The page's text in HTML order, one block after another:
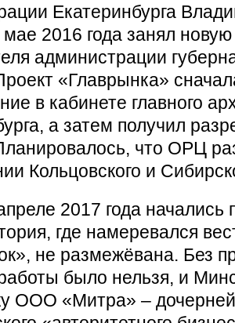
Екатеринбурга
2016 года занял
администрации
«Главрынка»
в кабинете главного
а затем получил
что ОРЦ
Кольцовского и
2017 года
где намеревался
не размежёвана. Без
было нельзя, и
ООО «Митра» –